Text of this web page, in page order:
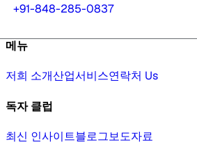
+91-848-285-0837
메뉴
저희 소개산업서비스연락처 Us
독자 클럽
최신 인사이트블로그보도자료